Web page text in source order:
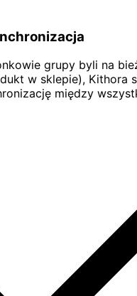
grupy byli na
w sklepie), Kithora
między